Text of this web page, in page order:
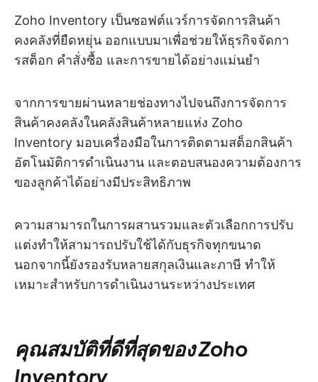
Zoho Inventory เป็นซอฟต์แวร์การจัดการสินค้า
คงคลังที่ยืดหยุ่น ออกแบบมาเพื่อช่วยให้ธุรกิจจัดกา
รสต็อก คำสั่งซื้อ และการขายได้อย่างแม่นยำ
จากการขายผ่านหลายช่องทางไปจนถึงการจัดการ
สินค้าคงคลังในคลังสินค้าหลายแห่ง Zoho
Inventory มอบเครื่องมือในการติดตามสต็อกสินค้า
อัตโนมัติการดำเนินงาน และตอบสนองความต้องการ
ของลูกค้าได้อย่างมีประสิทธิภาพ
ความสามารถในการผสานรวมและตัวเลือกการปรับ
แต่งทำให้สามารถปรับใช้ได้กับธุรกิจทุกขนาด
นอกจากนี้ยังรองรับหลายสกุลเงินและภาษี ทำให้
เหมาะสำหรับการดำเนินงานระหว่างประเทศ
คุณสมบัติที่ดีที่สุดของ Zoho
Inventory